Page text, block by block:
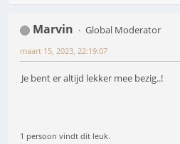
Marvin
Global Moderator
maart 15, 2023, 22:19:07
Je bent er altijd lekker mee bezig..!
1 persoon vindt dit leuk.